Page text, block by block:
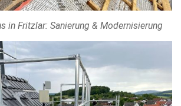
in Fritzlar: Sanierung & Modernisierung